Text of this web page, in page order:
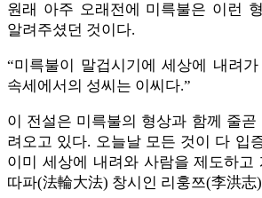
원래 아주 오래전에 미륵불은 이런
알려주셨던 것이다.
“미륵불이 말겁시기에 세상에 내려가
속세에서의 성씨는 이씨다.”
이 전설은 미륵불의 형상과 함께 줄곧
려오고 있다. 오늘날 모든 것이 다 입
이미 세상에 내려와 사람을 제도하고
따파(法輪大法) 창시인 리훙쯔(李洪志